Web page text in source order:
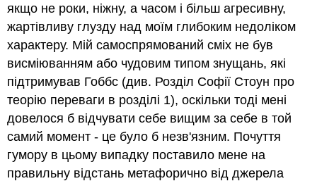
якщо не роки, ніжну, а часом і більш агресивну,
жартівливу глузду над моїм глибоким недоліком
характеру. Мій самоспрямований сміх не був
висміюванням або чудовим типом знущань, які
підтримував Гоббс (див. Розділ Софії Стоун про
теорію переваги в розділі 1), оскільки тоді мені
довелося б відчувати себе вищим за себе в той
самий момент - це було б незв'язним. Почуття
гумору в цьому випадку поставило мене на
правильну відстань метафорично від джерела